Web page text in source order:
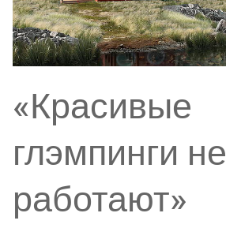
«Красивые
глэмпинги не
работают»